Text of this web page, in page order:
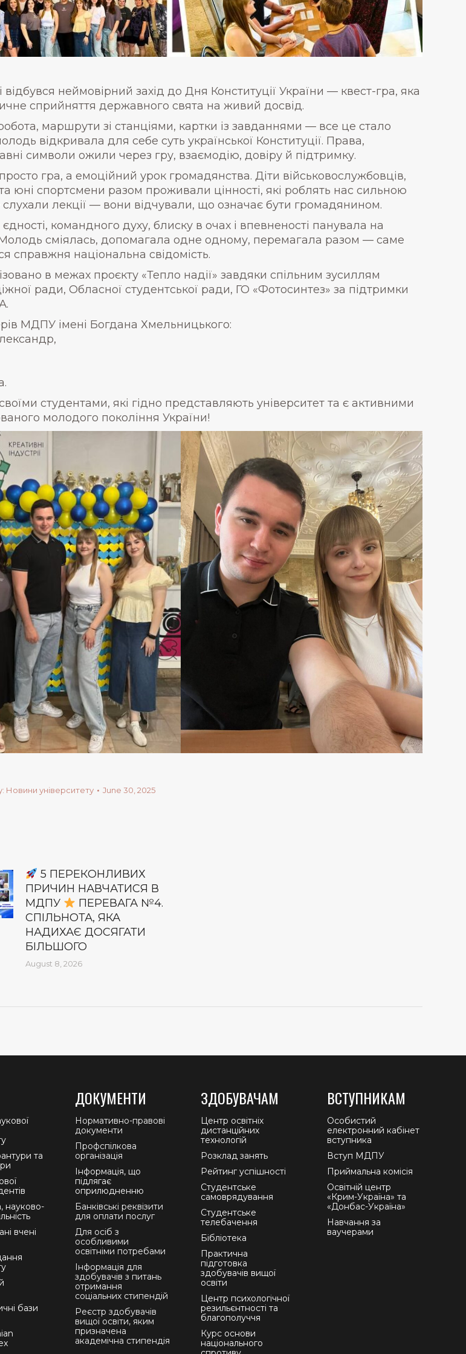
відбувся неймовірний захід до Дня Конституції України — квест-гра, яка
сприйняття державного свята на живий досвід.
маршрути зі станціями, картки із завданнями — все це стало
відкривала для себе суть української Конституції. Права,
символи ожили через гру, взаємодію, довіру й підтримку.
гра, а емоційний урок громадянства. Діти військовослужбовців,
юні спортсмени разом проживали цінності, які роблять нас сильною
лекції — вони відчували, що означає бути громадянином.
командного духу, блиску в очах і впевненості панувала на
сміялась, допомагала одне одному, перемагала разом — саме
справжня національна свідомість.
в межах проєкту «Тепло надії» завдяки спільним зусиллям
ради, Обласної студентської ради, ГО «Фотосинтез» за підтримки
МДПУ імені Богдана Хмельницького:
студентами, які гідно представляють університет та є активними
молодого покоління України!
Новини університету June 30, 2025
5 ПЕРЕКОНЛИВИХ
ПРИЧИН НАВЧАТИСЯ В
МДПУ
ПЕРЕВАГА №4.
СПІЛЬНОТА, ЯКА
НАДИХАЄ ДОСЯГАТИ
БІЛЬШОГО
August 8, 2026
та
науково-
вчені
бази
ДОКУМЕНТИ
Нормативно-правові
документи
Профспілкова
організація
Інформація, що
підлягає
оприлюдненню
Банківські реквізити
для оплати послуг
Для осіб з
особливими
освітніми потребами
Інформація для
здобувачів з питань
отримання
соціальних стипендій
Реєстр здобувачів
вищої освіти, яким
призначена
академічна стипендія
ЗДОБУВАЧАМ
Центр освітніх
дистанційних
технологій
Розклад занять
Рейтинг успішності
Студентське
самоврядування
Студентське
телебачення
Бібліотека
Практична
підготовка
здобувачів вищої
освіти
Центр психологічної
резильєнтності та
благополуччя
Курс основи
національного
ВСТУПНИКАМ
Особистий
електронний кабінет
вступника
Вступ МДПУ
Приймальна комісія
Освітній центр
«Крим-Україна» та
«Донбас-Україна»
Навчання за
ваучерами